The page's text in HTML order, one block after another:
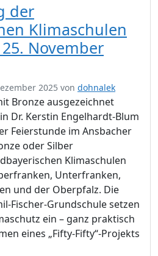
der
Klimaschulen
November
2025 von dohnalek
Bronze ausgezeichnet
Dr. Kerstin Engelhardt-Blum
Feierstunde im Ansbacher
oder Silber
Klimaschulen
Unterfranken,
und der Oberpfalz. Die
Fischer-Grundschule setzen
ein – ganz praktisch
eines „Fifty-Fifty“-Projekts